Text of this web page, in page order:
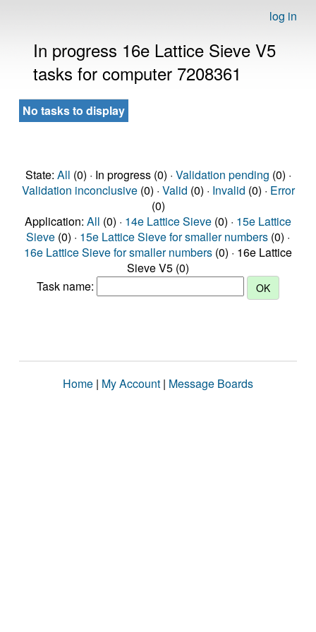
log in
In progress 16e Lattice Sieve V5
tasks for computer 7208361
No tasks to display
State: All (0) · In progress (0) · Validation pending (0) ·
Validation inconclusive(0) · Valid (0) · Invalid (0) · Error
(0)
Application: All (0) · 14e Lattice Sieve (0) · 15e Lattice
Sieve (0) · 15e Lattice Sieve for smaller numbers (0) ·
16e Lattice Sieve for smaller numbers (0) · 16e Lattice
Sieve V5 (0)
Task name:
Home | My Account | Message Boards